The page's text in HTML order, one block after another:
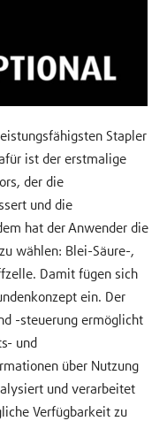
Stapler
ist der erstmalige
der die
und die
hat der Anwender die
wählen: Blei-Säure-,
Damit fügen sich
ein. Der
-steuerung ermöglicht
und
über Nutzung
und verarbeitet
Verfügbarkeit zu